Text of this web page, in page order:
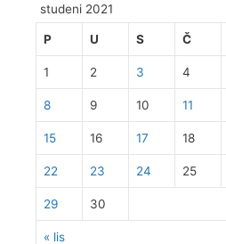
studeni 2021
P U S Č
« lis
1 2 3 4
8 9 10 11
15 16 17 18
22 23 24 25
29 30